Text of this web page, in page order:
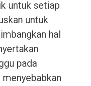
untuk setiap
untuk
hal
pada
menyebabkan